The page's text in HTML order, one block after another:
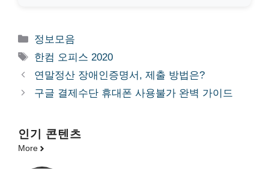
카
테
리
정보모음
태
그
한컴 오피스 2020
연말정산 장애인증명서, 제출 방법은?
구글 결제수단 휴대폰 사용불가 완벽 가이드
인기 콘텐츠
More